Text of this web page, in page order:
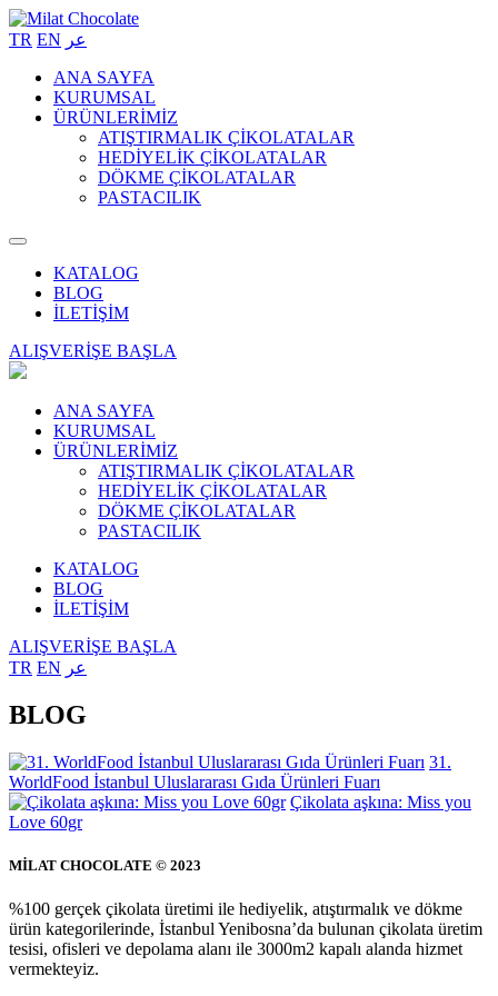
TR EN عر
ANA SAYFA
KURUMSAL
ÜRÜNLERİMİZ
ATIŞTIRMALIK ÇİKOLATALAR
HEDİYELİK ÇİKOLATALAR
DÖKME ÇİKOLATALAR
PASTACILIK
KATALOG
BLOG
İLETİŞİM
ALIŞVERİŞE BAŞLA
ANA SAYFA
KURUMSAL
ÜRÜNLERİMİZ
ATIŞTIRMALIK ÇİKOLATALAR
HEDİYELİK ÇİKOLATALAR
DÖKME ÇİKOLATALAR
PASTACILIK
KATALOG
BLOG
İLETİŞİM
ALIŞVERİŞE BAŞLA
TR EN عر
BLOG
31.
WorldFood İstanbul Uluslararası Gıda Ürünleri Fuarı
Çikolata aşkına: Miss you
Love 60gr
MİLAT CHOCOLATE © 2023
%100 gerçek çikolata üretimi ile hediyelik, atıştırmalık ve dökme
ürün kategorilerinde, İstanbul Yenibosna’da bulunan çikolata üretim
tesisi, ofisleri ve depolama alanı ile 3000m2 kapalı alanda hizmet
vermekteyiz.